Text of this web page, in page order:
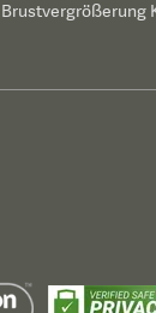
Brustvergrößerung